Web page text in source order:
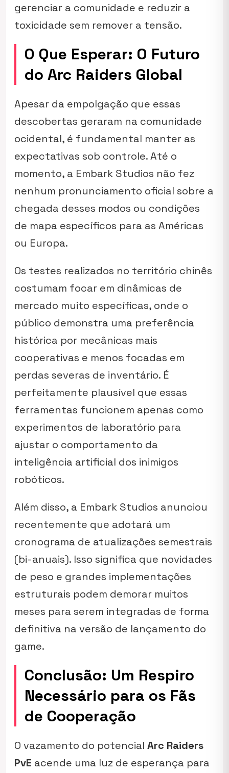
gerenciar a comunidade e reduzir a
toxicidade sem remover a tensão.
O Que Esperar: O Futuro
do Arc Raiders Global
Apesar da empolgação que essas
descobertas geraram na comunidade
ocidental, é fundamental manter as
expectativas sob controle. Até o
momento, a Embark Studios não fez
nenhum pronunciamento oficial sobre a
chegada desses modos ou condições
de mapa específicos para as Américas
ou Europa.
Os testes realizados no território chinês
costumam focar em dinâmicas de
mercado muito específicas, onde o
público demonstra uma preferência
histórica por mecânicas mais
cooperativas e menos focadas em
perdas severas de inventário. É
perfeitamente plausível que essas
ferramentas funcionem apenas como
experimentos de laboratório para
ajustar o comportamento da
inteligência artificial dos inimigos
robóticos.
Além disso, a Embark Studios anunciou
recentemente que adotará um
cronograma de atualizações semestrais
(bi-anuais). Isso significa que novidades
de peso e grandes implementações
estruturais podem demorar muitos
meses para serem integradas de forma
definitiva na versão de lançamento do
game.
Conclusão: Um Respiro
Necessário para os Fãs
de Cooperação
O vazamento do potencial Arc Raiders
PvE acende uma luz de esperança para